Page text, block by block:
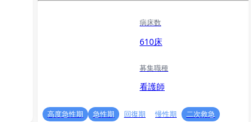
病床数
610床
募集職種
看護師
高度急性期 急性期 回復期 慢性期
二次救急